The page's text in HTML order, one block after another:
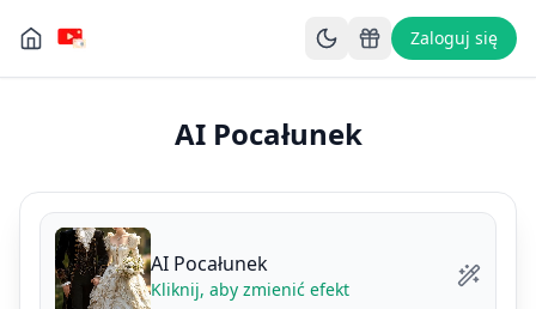
Zaloguj się
AI Pocałunek
AI Pocałunek
Kliknij, aby zmienić efekt